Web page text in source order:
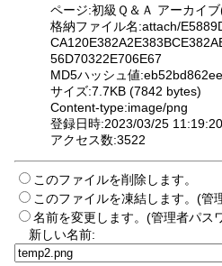
ページ:初級Ｑ＆Ａ アーカイ
格納ファイル名:attach/
56D70322E706E67
MD5ハッシュ値
サイズ:7.7KB (7842 bytes)
Content-type:image/png
登録日時:2023/03/25 11:19:20
アクセス数:3522
このファイルを削除します。
このファイルを凍結します。(管
名前を変更します。(管理者パス
新しい名前: